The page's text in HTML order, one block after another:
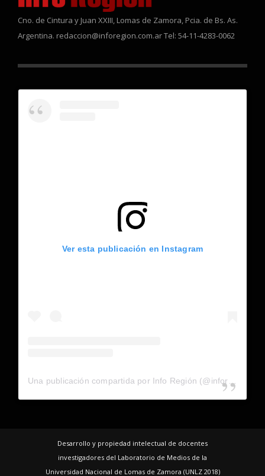
Cno. de Cintura y Juan XXIII, Lomas de Zamora, Pcia. de Bs. As.
Argentina. redaccion@inforegion.com.ar Tel: 54-11-4283-0062
Ver esta publicación en Instagram
Desarrollo y propiedad intelectual de docentes
investigadores del Laboratorio de Medios de la
Universidad Nacional de Lomas de Zamora (UNLZ 2018)